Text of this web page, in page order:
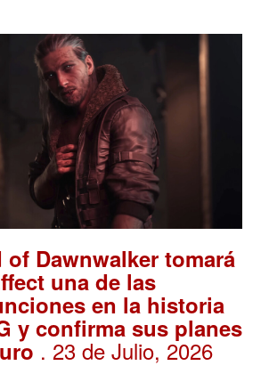
Dawnwalker tomará
una de las
en la historia
y confirma sus planes
. 23 de Julio, 2026